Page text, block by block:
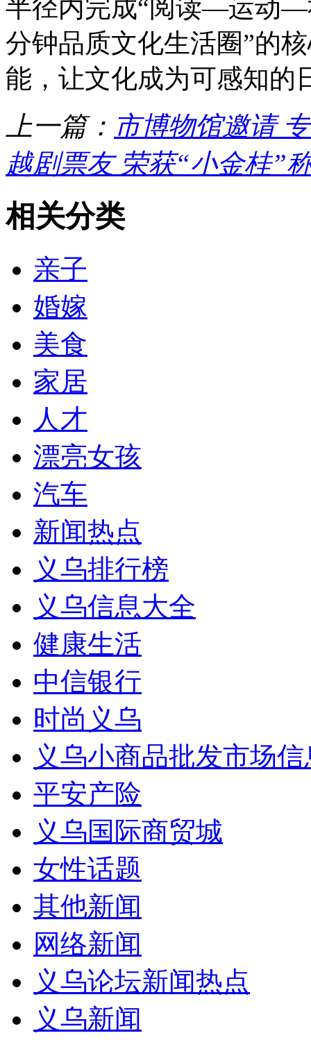
半径内完成“阅读—运动—
分钟品质文化生活圈”的
能，让文化成为可感知的
上一篇： 市博物馆邀请
越剧票友 荣获“小金桂”
相关分类
亲子
婚嫁
美食
家居
人才
漂亮女孩
汽车
新闻热点
义乌排行榜
义乌信息大全
健康生活
中信银行
时尚义乌
义乌小商品批发市场
平安产险
义乌国际商贸城
女性话题
其他新闻
网络新闻
义乌论坛新闻热点
义乌新闻